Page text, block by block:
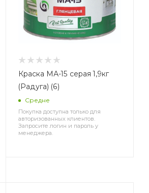
Краска МА-15 серая 1,9кг
(Радуга) (6)
Средне
Покупка доступна только для
авторизованных клиентов.
Запросите логин и пароль у
менеджера.